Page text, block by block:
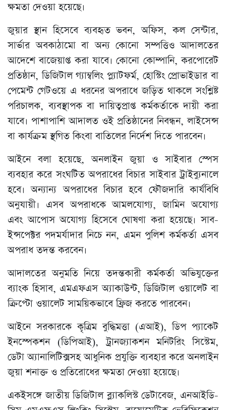
ক্ষমতা দেওয়া হয়েছে।
জুয়ার স্থান হিসেবে ব্যবহৃত ভবন, অফিস, কল সেন্টার,
সার্ভার অবকাঠামো বা অন্য কোনো সম্পত্তিও আদালতের
আদেশে বাজেয়াপ্ত করা যাবে। কোনো কোম্পানি, করপোরেট
প্রতিষ্ঠান, ডিজিটাল গ্যাম্বলিং প্ল্যাটফর্ম, হোস্টিং প্রোভাইডার বা
পেমেন্ট গেটওয়ে এ ধরনের অপরাধে জড়িত থাকলে সংশ্লিষ্ট
পরিচালক, ব্যবস্থাপক বা দায়িত্বপ্রাপ্ত কর্মকর্তাকে দায়ী করা
যাবে। পাশাপাশি আদালত ওই প্রতিষ্ঠানের নিবন্ধন, লাইসেন্স
বা কার্যক্রম স্থগিত কিংবা বাতিলের নির্দেশ দিতে পারবেন।
আইনে বলা হয়েছে, অনলাইন জুয়া ও সাইবার স্পেস
ব্যবহার করে সংঘটিত অপরাধের বিচার সাইবার ট্রাইব্যুনালে
হবে। অন্যান্য অপরাধের বিচার হবে ফৌজদারি কার্যবিধি
অনুযায়ী। এসব অপরাধকে আমলযোগ্য, জামিন অযোগ্য
এবং আপোস অযোগ্য হিসেবে ঘোষণা করা হয়েছে। সাব-
ইন্সপেক্টর পদমর্যাদার নিচে নন, এমন পুলিশ কর্মকর্তা এসব
অপরাধ তদন্ত করবেন।
আদালতের অনুমতি নিয়ে তদন্তকারী কর্মকর্তা অভিযুক্তের
ব্যাংক হিসাব, এমএফএস অ্যাকাউন্ট, ডিজিটাল ওয়ালেট বা
ক্রিপ্টো ওয়ালেট সাময়িকভাবে ফ্রিজ করতে পারবেন।
আইনে সরকারকে কৃত্রিম বুদ্ধিমত্তা (এআই), ডিপ প্যাকেট
ইনস্পেকশন (ডিপিআই), ট্রানজ্যাকশন মনিটরিং সিস্টেম,
ডেটা অ্যানালিটিক্সসহ আধুনিক প্রযুক্তি ব্যবহার করে অনলাইন
জুয়া শনাক্ত ও প্রতিরোধের ক্ষমতা দেওয়া হয়েছে।
একইসঙ্গে জাতীয় ডিজিটাল ব্ল্যাকলিস্ট ডেটাবেজ, এনআইডি-